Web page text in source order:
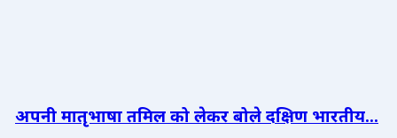
अपनी मातृभाषा तमिल को लेकर बोले दक्षिण भारतीय...